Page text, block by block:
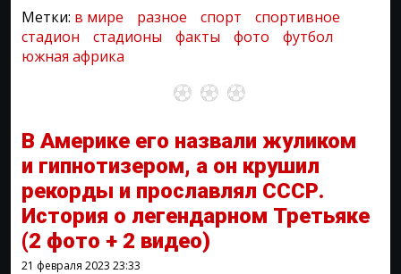
Метки: в мире разное спорт
спортивное
стадион
стадионы факты фото
футбол
южная африка
В Америке его назвали жуликом
и гипнотизером, а он крушил
рекорды и прославлял СССР.
История о легендарном Третьяке
(2 фото + 2 видео)
21 февраля 2023 23:33